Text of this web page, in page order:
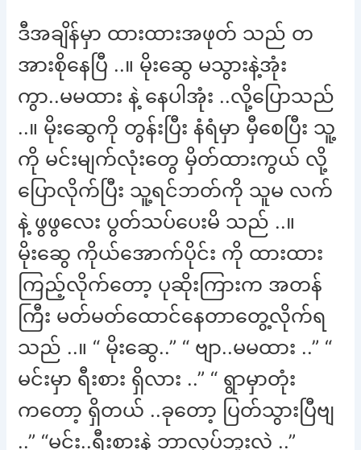
ဒီအချိန်မှာ ထားထားအဖုတ် သည် တ
အားစိုနေပြီ ..။ မိုးဆွေ မသွားနဲ့အုံး
ကွာ..မမထား နဲ့ နေပါအုံး ..လို့ပြောသည်
..။ မိုးဆွေကို တွန်းပြီး နံရံမှာ မှီစေပြီး သူ့
ကို မင်းမျက်လုံးတွေ မှိတ်ထားကွယ် လို့
ပြောလိုက်ပြီး သူ့ရင်ဘတ်ကို သူမ လက်
နဲ့ ဖွဖွလေး ပွတ်သပ်ပေးမိ သည် ..။
မိုးဆွေ ကိုယ်အောက်ပိုင်း ကို ထားထား
ကြည့်လိုက်တော့ ပုဆိုးကြားက အတန်
ကြီး မတ်မတ်ထောင်နေတာတွေ့လိုက်ရ
သည် ..။ “ မိုးဆွေ..” “ ဗျာ..မမထား ..” “
မင်းမှာ ရီးစား ရှိလား ..” “ ရွာမှာတုံး
ကတော့ ရှိတယ် ..ခုတော့ ပြတ်သွားပြီဗျ
..” “မင်း..ရီးစားနဲ့ ဘာလုပ်ဘူးလဲ ..”